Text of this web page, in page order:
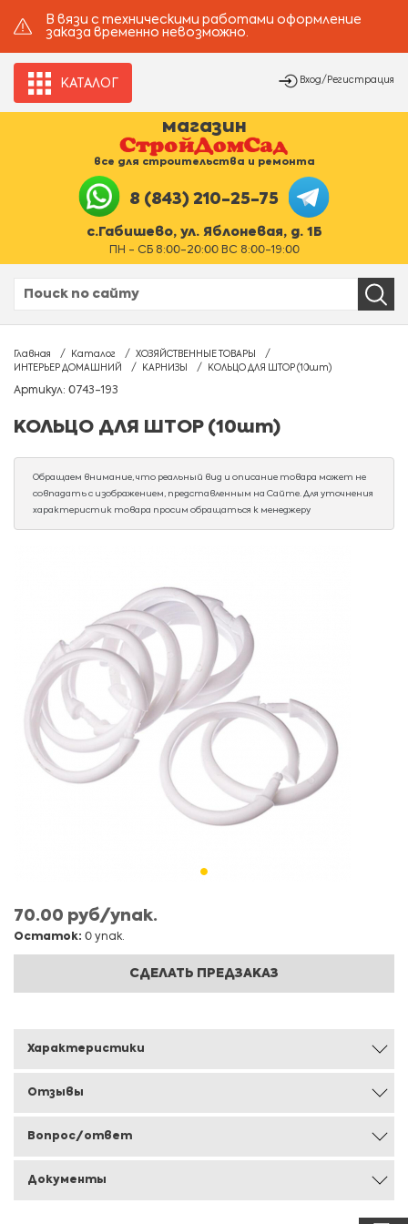
В вязи с техническими работами оформление
заказа временно невозможно.
КАТАЛОГ Вход/Регистрация
магазин
все для строительства и ремонта
8 (843) 210-25-75
с.Габишево, ул. Яблоневая, д. 1Б
ПН - СБ 8:00-20:00 ВС 8:00-19:00
Главная Каталог
ХОЗЯЙСТВЕННЫЕ ТОВАРЫ
ИНТЕРЬЕР ДОМАШНИЙ
КАРНИЗЫ КОЛЬЦО ДЛЯ ШТОР (10шт)
Артикул: 0743-193
КОЛЬЦО ДЛЯ ШТОР (10шт)
Обращаем внимание, что реальный вид и описание товара может не
совпадать с изображением, представленным на Сайте. Для уточнения
характеристик товара просим обращаться к менеджеру
70.00 руб/упак.
Остаток: 0 упак.
СДЕЛАТЬ ПРЕДЗАКАЗ
Характеристики
Отзывы
Вопрос/ответ
Документы